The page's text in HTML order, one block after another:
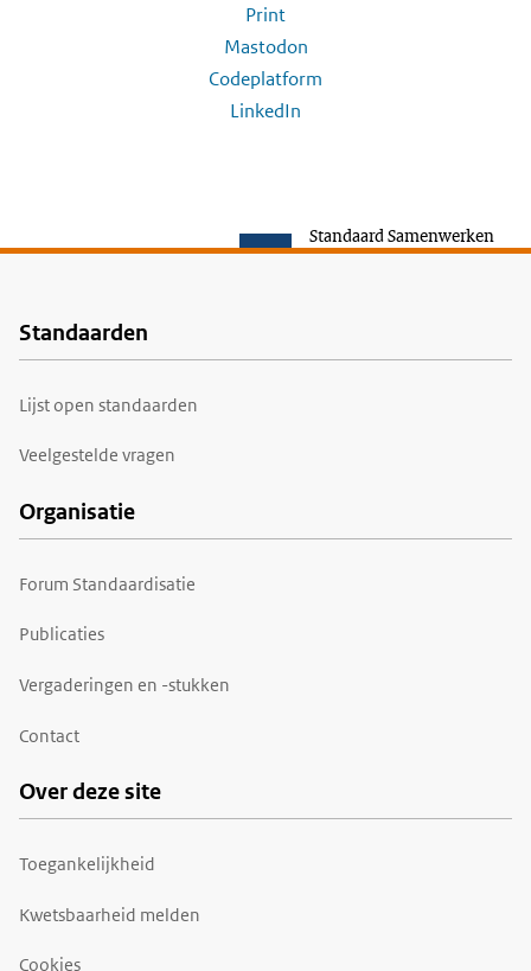
Print
Mastodon
Codeplatform
LinkedIn
Standaard Samenwerken
Voet
Standaarden
Lijst open standaarden
Veelgestelde vragen
Organisatie
Forum Standaardisatie
Publicaties
Vergaderingen en -stukken
Contact
Over deze site
Toegankelijkheid
Kwetsbaarheid melden
Cookies